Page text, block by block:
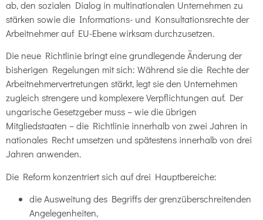
ab, den sozialen Dialog in multinationalen Unternehmen zu
stärken sowie die Informations- und Konsultationsrechte der
Arbeitnehmer auf EU-Ebene wirksam durchzusetzen.
Die neue Richtlinie bringt eine grundlegende Änderung der
bisherigen Regelungen mit sich: Während sie die Rechte der
Arbeitnehmervertretungen stärkt, legt sie den Unternehmen
zugleich strengere und komplexere Verpflichtungen auf. Der
ungarische Gesetzgeber muss – wie die übrigen
Mitgliedstaaten – die Richtlinie innerhalb von zwei Jahren in
nationales Recht umsetzen und spätestens innerhalb von drei
Jahren anwenden.
Die Reform konzentriert sich auf drei Hauptbereiche:
die Ausweitung des Begriffs der grenzüberschreitenden
Angelegenheiten,